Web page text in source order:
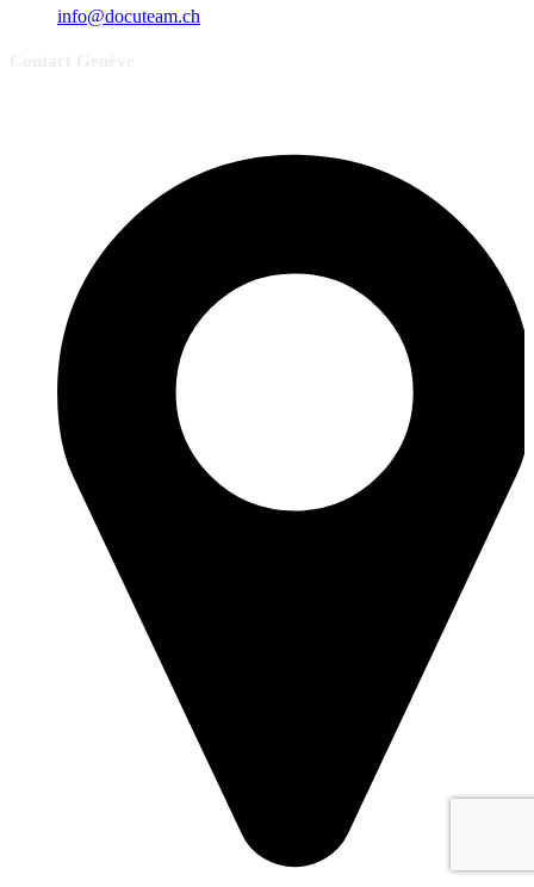
info@docuteam.ch